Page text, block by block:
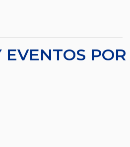
EVENTOS POR